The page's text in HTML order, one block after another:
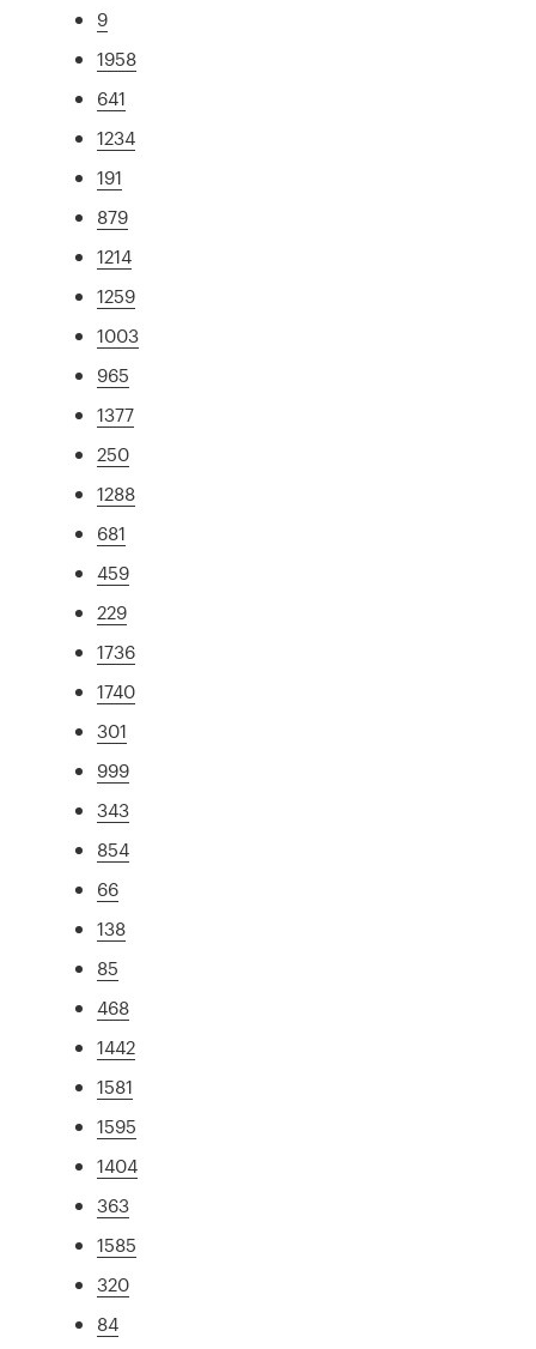
9
1958
641
1234
191
879
1214
1259
1003
965
1377
250
1288
681
459
229
1736
1740
301
999
343
854
66
138
85
468
1442
1581
1595
1404
363
1585
320
84